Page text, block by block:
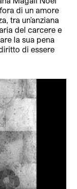
di un amore
tra un’anziana
del carcere e
la sua pena
di essere